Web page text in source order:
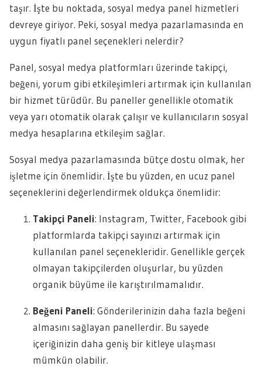
taşır. İşte bu noktada, sosyal medya panel hizmetleri
devreye giriyor. Peki, sosyal medya pazarlamasında en
uygun fiyatlı panel seçenekleri nelerdir?
Panel, sosyal medya platformları üzerinde takipçi,
beğeni, yorum gibi etkileşimleri artırmak için kullanılan
bir hizmet türüdür. Bu paneller genellikle otomatik
veya yarı otomatik olarak çalışır ve kullanıcıların sosyal
medya hesaplarına etkileşim sağlar.
Sosyal medya pazarlamasında bütçe dostu olmak, her
işletme için önemlidir. İşte bu yüzden, en ucuz panel
seçeneklerini değerlendirmek oldukça önemlidir:
Takipçi Paneli: Instagram, Twitter, Facebook gibi
platformlarda takipçi sayınızı artırmak için
kullanılan panel seçenekleridir. Genellikle gerçek
olmayan takipçilerden oluşurlar, bu yüzden
organik büyüme ile karıştırılmamalıdır.
Beğeni Paneli: Gönderilerinizin daha fazla beğeni
almasını sağlayan panellerdir. Bu sayede
içeriğinizin daha geniş bir kitleye ulaşması
mümkün olabilir.